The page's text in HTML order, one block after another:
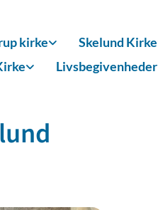
kirke
Skelund Kirke
Livsbegivenheder